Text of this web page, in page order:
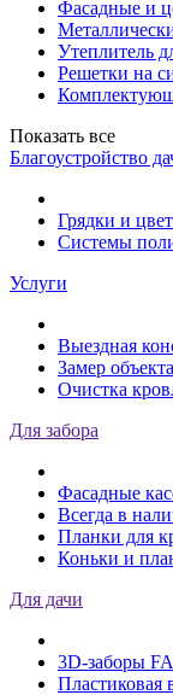
Фасадные и
Утеплитель
Решетки на
Показать все
Благоустройство
Грядки и
Системы
Услуги
Выездная
Замер объекта
Очистка
Для забора
Фасадные
Всегда в
Планки для
Коньки и
Для дачи
3D-заборы
Пластиковая